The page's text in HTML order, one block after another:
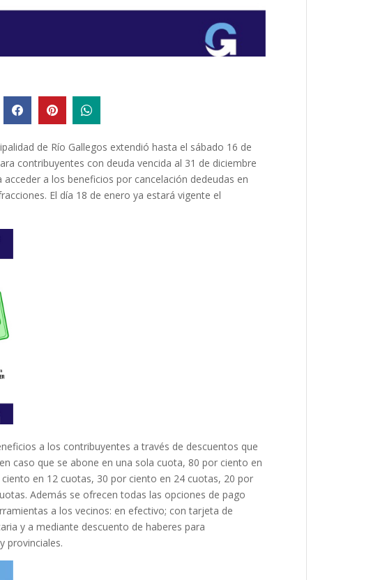
de Río Gallegos extendió hasta el sábado 16 de
contribuyentes con deuda vencida al 31 de diciembre
a los beneficios por cancelación dedeudas en
El día 18 de enero ya estará vigente el
a los contribuyentes a través de descuentos que
caso que se abone en una sola cuota, 80 por ciento en
en 12 cuotas, 30 por ciento en 24 cuotas, 20 por
Además se ofrecen todas las opciones de pago
a los vecinos: en efectivo; con tarjeta de
y a mediante descuento de haberes para
provinciales.